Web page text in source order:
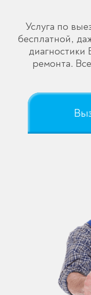
Услуга по
бесплатной,
диагностики
ремонта.